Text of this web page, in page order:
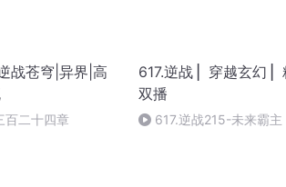
战苍穹|异界|高
百二十四章
617.逆战 ▏穿越玄幻 ▏
双播
617.逆战215-未来霸主